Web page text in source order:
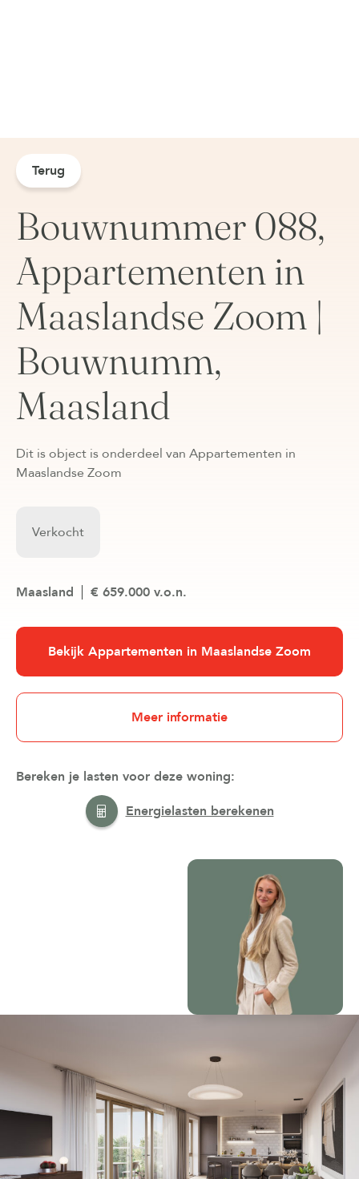
Terug
Bouwnummer 088,
Appartementen in
Maaslandse Zoom |
Bouwnumm,
Maasland
Dit is object is onderdeel van Appartementen in
Maaslandse Zoom
Verkocht
Maasland € 659.000 v.o.n.
Bekijk Appartementen in Maaslandse Zoom
Meer informatie
Bereken je lasten voor deze woning:
Energielasten berekenen